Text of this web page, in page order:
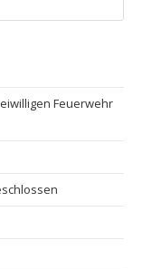
Feuerwehr